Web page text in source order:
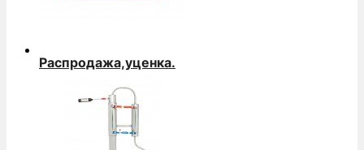
Распродажа,уценка.